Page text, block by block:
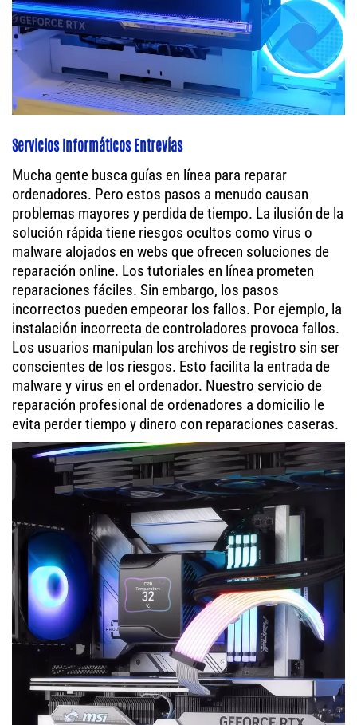
Servicios Informáticos Entrevías
Mucha gente busca guías en línea para reparar
ordenadores. Pero estos pasos a menudo causan
problemas mayores y perdida de tiempo. La ilusión de la
solución rápida tiene riesgos ocultos como virus o
malware alojados en webs que ofrecen soluciones de
reparación online. Los tutoriales en línea prometen
reparaciones fáciles. Sin embargo, los pasos
incorrectos pueden empeorar los fallos. Por ejemplo, la
instalación incorrecta de controladores provoca fallos.
Los usuarios manipulan los archivos de registro sin ser
conscientes de los riesgos. Esto facilita la entrada de
malware y virus en el ordenador. Nuestro servicio de
reparación profesional de ordenadores a domicilio le
evita perder tiempo y dinero con reparaciones caseras.